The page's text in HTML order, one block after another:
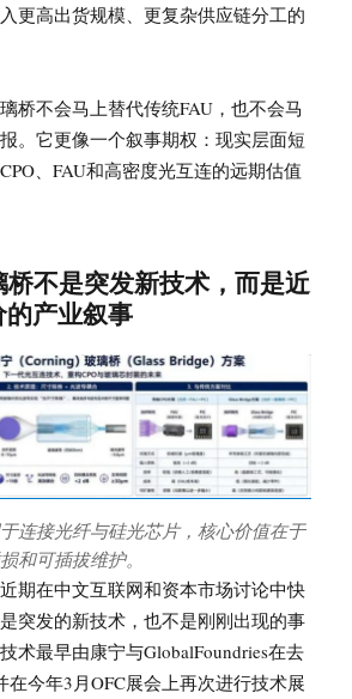
更高出货规模、更复杂供应链分工的
桥不会马上替代传统FAU，也不会马
。它更像一个叙事期权：现实层面短
、FAU和高密度光互连的远期估值
桥不是突发新技术，而是近
产业叙事
连接光纤与硅光芯片，核心价值在于
和可插拔维护。
期在中文互联网和资本市场讨论中快
突发的新技术，也不是刚刚出现的事
术最早由康宁与GlobalFoundries在去
在今年3月OFC展会上再次进行技术展